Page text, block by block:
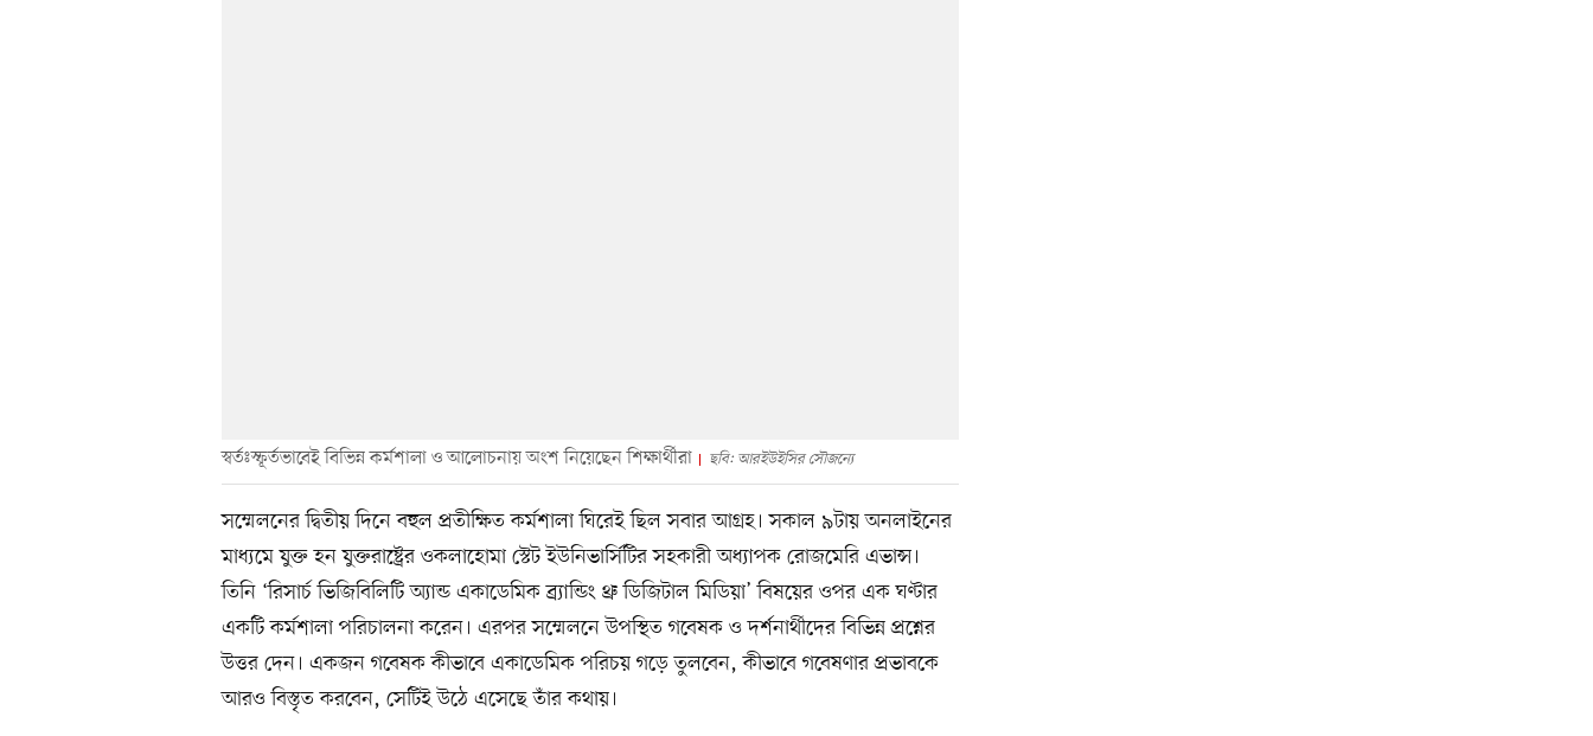
স্বর্তঃস্ফূর্তভাবেই বিভিন্ন কর্মশালা ও আলোচনায় অংশ নিয়েছেন শিক্ষার্থীরা ছবি: আরইউইসির সৌজন্যে
সম্মেলনের দ্বিতীয় দিনে বহুল প্রতীক্ষিত কর্মশালা ঘিরেই ছিল সবার আগ্রহ। সকাল ৯টায় অনলাইনের
মাধ্যমে যুক্ত হন যুক্তরাষ্ট্রের ওকলাহোমা স্টেট ইউনিভার্সিটির সহকারী অধ্যাপক রোজমেরি এভান্স।
তিনি ‘রিসার্চ ভিজিবিলিটি অ্যান্ড একাডেমিক ব্র্যান্ডিং থ্রু ডিজিটাল মিডিয়া’ বিষয়ের ওপর এক ঘণ্টার
একটি কর্মশালা পরিচালনা করেন। এরপর সম্মেলনে উপস্থিত গবেষক ও দর্শনার্থীদের বিভিন্ন প্রশ্নের
উত্তর দেন। একজন গবেষক কীভাবে একাডেমিক পরিচয় গড়ে তুলবেন, কীভাবে গবেষণার প্রভাবকে
আরও বিস্তৃত করবেন, সেটিই উঠে এসেছে তাঁর কথায়।